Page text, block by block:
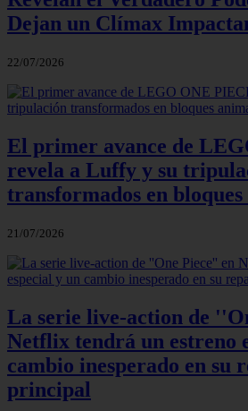
Dejan un Clímax
22/07/2026
El primer avance de
revela a Luffy y su
transformados en
21/07/2026
La serie live-action de
Netflix tendrá un estreno
cambio inesperado en su
principal